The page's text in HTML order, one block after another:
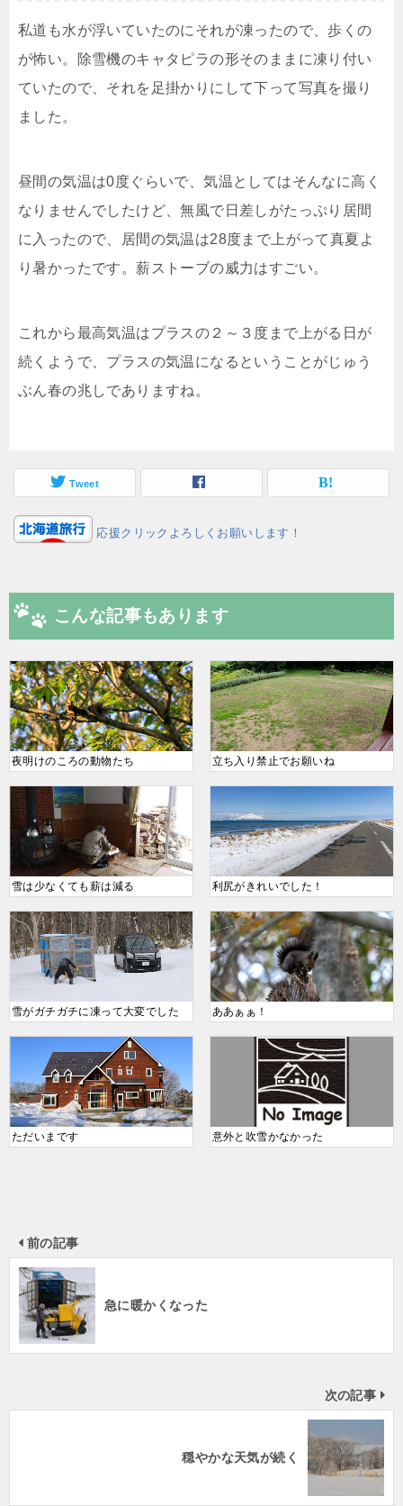
私道も水が浮いていたのにそれが凍ったので、歩くの
が怖い。除雪機のキャタピラの形そのままに凍り付い
ていたので、それを足掛かりにして下って写真を撮り
ました。
昼間の気温は0度ぐらいで、気温としてはそんなに高く
なりませんでしたけど、無風で日差しがたっぷり居間
に入ったので、居間の気温は28度まで上がって真夏よ
り暑かったです。薪ストーブの威力はすごい。
これから最高気温はプラスの２～３度まで上がる日が
続くようで、プラスの気温になるということがじゅう
ぶん春の兆しでありますね。
Tweet
応援クリックよろしくお願いします！
こんな記事もあります
夜明けのころの動物たち 立ち入り禁止でお願いね
雪は少なくても薪は減る 利尻がきれいでした！
雪がガチガチに凍って大変でした ああぁぁ！
ただいまです 意外と吹雪かなかった
前の記事
急に暖かくなった
次の記事
穏やかな天気が続く